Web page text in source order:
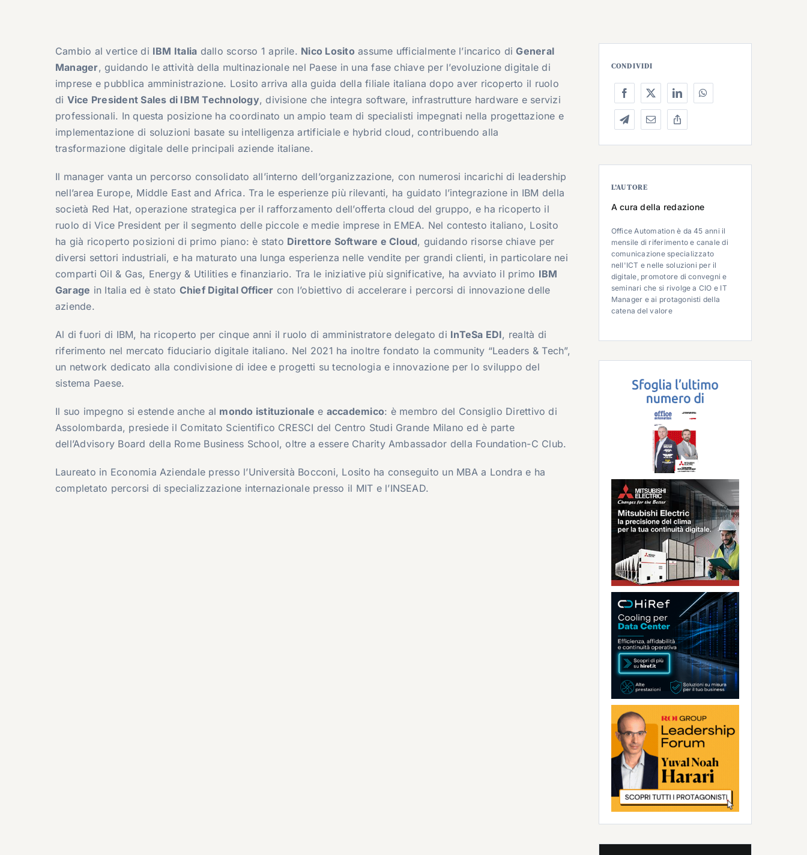
Cambio al vertice di IBM Italia dallo scorso 1 aprile. Nico Losito assume ufficialmente l’incarico diGeneral
Manager, guidando le attività della multinazionale nel Paese in una fase chiave per l’evoluzione digitale di
imprese e pubblica amministrazione. Losito arriva alla guida della filiale italiana dopo aver ricoperto il ruolo
di Vice President Sales di IBM Technology, divisione che integra software, infrastrutture hardware e servizi
professionali. In questa posizione ha coordinato un ampio team di specialisti impegnati nella progettazione e
implementazione di soluzioni basate su intelligenza artificiale e hybrid cloud, contribuendo alla
trasformazione digitale delle principali aziende italiane.
Il manager vanta un percorso consolidato all’interno dell’organizzazione, con numerosi incarichi di leadership
nell’area Europe, Middle East and Africa. Tra le esperienze più rilevanti, ha guidato l’integrazione in IBM della
società Red Hat, operazione strategica per il rafforzamento dell’offerta cloud del gruppo, e ha ricoperto il
ruolo di Vice President per il segmento delle piccole e medie imprese in EMEA. Nel contesto italiano, Losito
ha già ricoperto posizioni di primo piano: è stato Direttore Software e Cloud, guidando risorse chiave per
diversi settori industriali, e ha maturato una lunga esperienza nelle vendite per grandi clienti, in particolare nei
comparti Oil & Gas, Energy & Utilities e finanziario. Tra le iniziative più significative, ha avviato il primo IBM
Garage in Italia ed è stato Chief Digital Officer con l’obiettivo di accelerare i percorsi di innovazione delle
aziende.
Al di fuori di IBM, ha ricoperto per cinque anni il ruolo di amministratore delegato di InTeSa EDI, realtà di
riferimento nel mercato fiduciario digitale italiano. Nel 2021 ha inoltre fondato la community “Leaders & Tech”,
un network dedicato alla condivisione di idee e progetti su tecnologia e innovazione per lo sviluppo del
sistema Paese.
Il suo impegno si estende anche al mondo istituzionale e accademico: è membro del Consiglio Direttivo di
Assolombarda, presiede il Comitato Scientifico CRESCI del Centro Studi Grande Milano ed è parte
dell’Advisory Board della Rome Business School, oltre a essere Charity Ambassador della Foundation-C Club.
Laureato in Economia Aziendale presso l’Università Bocconi, Losito ha conseguito un MBA a Londra e ha
completato percorsi di specializzazione internazionale presso il MIT e l’INSEAD.
CONDIVIDI
L’AUTORE
A cura della redazione
Office Automation è da 45 anni il
mensile di riferimento e canale di
comunicazione specializzato
nell'ICT e nelle soluzioni per il
digitale, promotore di convegni e
seminari che si rivolge a CIO e IT
Manager e ai protagonisti della
catena del valore